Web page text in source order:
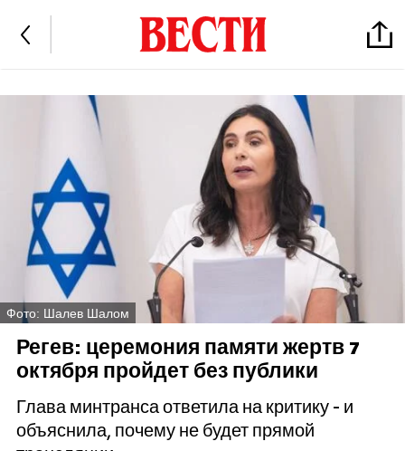
Фото: Шалев Шалом
Регев: церемония памяти жертв 7
октября пройдет без публики
Глава минтранса ответила на критику - и
объяснила, почему не будет прямой